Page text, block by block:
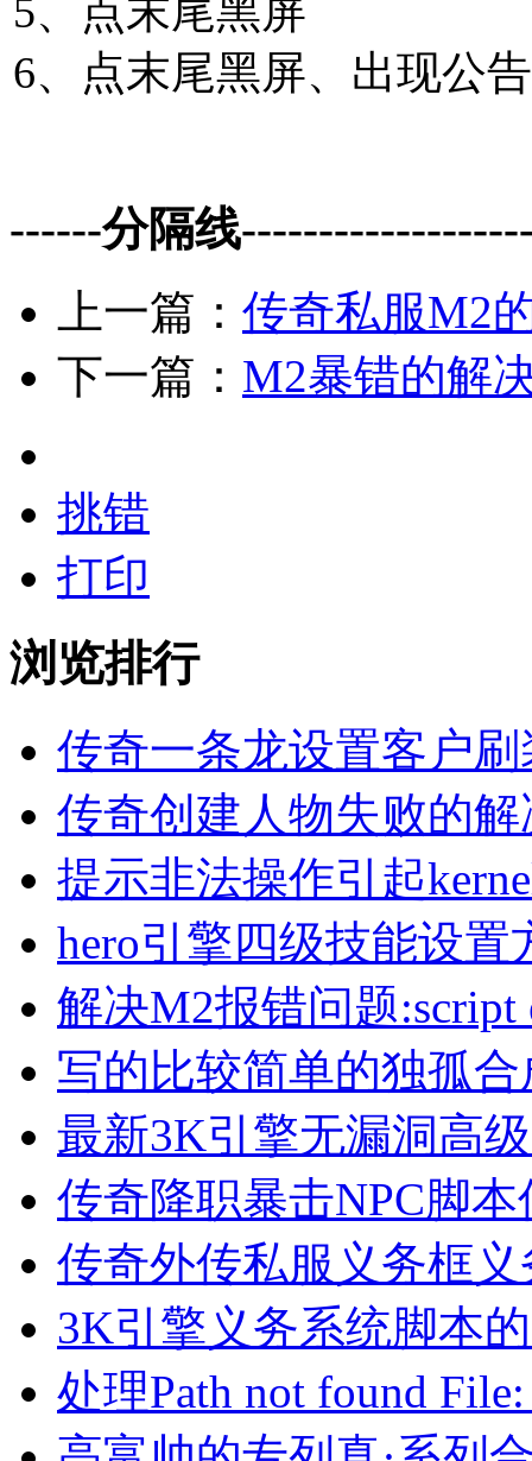
5、点末尾黑屏
6、点末尾黑屏、出现公
------分隔线
上一篇： 传奇私服M2
下一篇： M2暴错的解
挑错
打印
浏览排行
传奇一条龙设置客户
传奇创建人物失败的
提示非法操作引起
hero引擎四级技能设置
解决M2报错问题:script
写的比较简单的独孤
最新3K引擎无漏洞高
传奇降职暴击NPC脚
传奇外传私服义务框
3K引擎义务系统脚本
处理Path not found